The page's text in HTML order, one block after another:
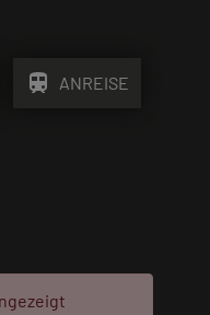
train ANREISE